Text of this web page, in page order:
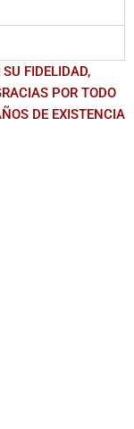
FIDELIDAD,
POR TODO
DE EXISTENCIA